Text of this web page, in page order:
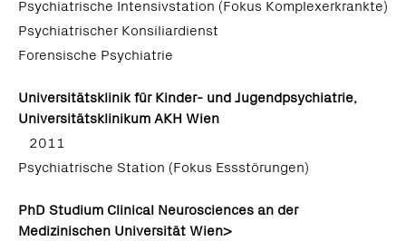
Psychiatrische Intensivstation (Fokus Komplexerkrankte)
Psychiatrischer Konsiliardienst
Forensische Psychiatrie
Universitätsklinik für Kinder- und Jugendpsychiatrie,
Universitätsklinikum AKH Wien
2011
Psychiatrische Station (Fokus Essstörungen)
PhD Studium Clinical Neurosciences an der
Medizinischen Universität Wien>